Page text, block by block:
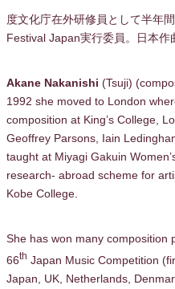
度文化庁在外研修員として半年
Festival Japan実行委員。日本
Akane Nakanishi (Tsuji)
1992 she moved to London
composition at King’s College,
Geoffrey Parsons, Iain
taught at Miyagi Gakuin
research- abroad scheme for
Kobe College.
She has won many composition
66th Japan Music Competition
Japan, UK, Netherlands,